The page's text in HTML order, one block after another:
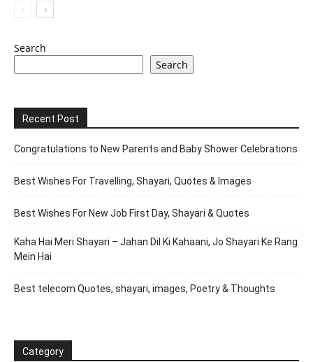
Search
Search
Recent Post
Congratulations to New Parents and Baby Shower Celebrations
Best Wishes For Travelling, Shayari, Quotes & Images
Best Wishes For New Job First Day, Shayari & Quotes
Kaha Hai Meri Shayari – Jahan Dil Ki Kahaani, Jo Shayari Ke Rang
Mein Hai
Best telecom Quotes, shayari, images, Poetry & Thoughts
Category